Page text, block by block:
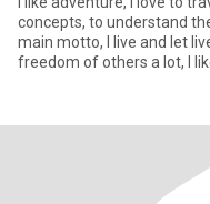
concepts, to understand
main motto, I live and let
freedom of others a lot, I